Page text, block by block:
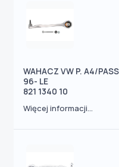
WAHACZ VW P. A4/
96- LE
821 1340 10
Więcej informacji...